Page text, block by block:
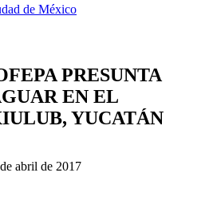
de México
PRESUNTA
EN EL
YUCATÁN
abril de 2017